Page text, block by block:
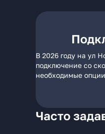
В 2026 году на ул
подключение со
необходимые
Часто